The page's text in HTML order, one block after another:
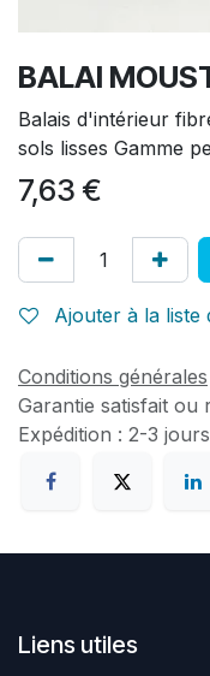
BALAI
Balais d'intérieur
sols lisses Gamme
7,63 €
Ajouter à la liste
Conditions générales
Garantie satisfait ou
Expédition : 2-3
Liens utiles